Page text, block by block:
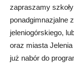
zapraszamy
ponadgimnazjalne
jeleniogórskiego,
oraz miasta
już nabór do